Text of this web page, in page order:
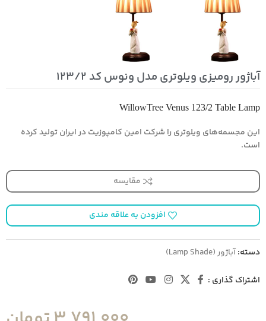
آباژور رومیزی ویلوتری مدل ونوس کد 123/2
WillowTree Venus 123/2 Table Lamp
این مجسمه‌های ویلوتری را شرکت امین کامپوزیت در ایران تولید کرده
است.
مقایسه
افزودن به علاقه مندی
دسته:آباژور (Lamp Shade)
اشتراک گذاری :